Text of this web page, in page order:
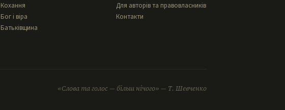
Кохання
Бог і віра
Батьківщина
Для авторів та правовласників
Контакти
«Слова та голос — більш нічого» — Т. Шевченко